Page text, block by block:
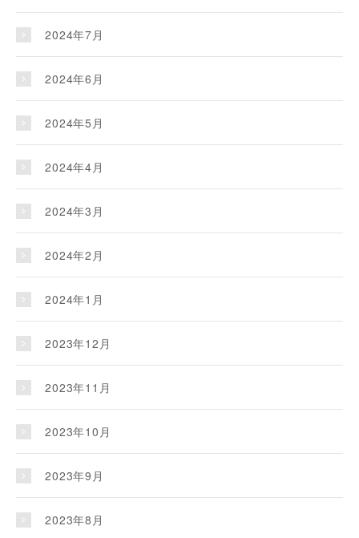
2024年7月
2024年6月
2024年5月
2024年4月
2024年3月
2024年2月
2024年1月
2023年12月
2023年11月
2023年10月
2023年9月
2023年8月